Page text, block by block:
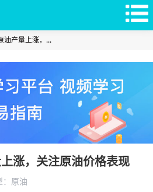
油产量上涨，...
涨，关注原油价格表现
原油